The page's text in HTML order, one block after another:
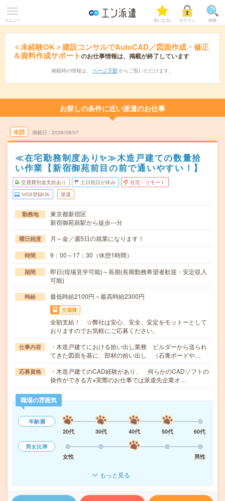
メニュー 気になる! ログイン 検索
＜未経験OK＞建設コンサルでAutoCAD／図面作成・修正
＆資料作成サポートのお仕事情報は、掲載が終了しています
掲載時の情報は、 ページ下部 からご覧いただけます。
お探しの条件に近い派遣のお仕事
未読 掲載日 2026/08/07
≪在宅勤務制度あり✨≫木造戸建ての数量拾
い作業【新宿御苑前目の前で通いやすい！】
交通費別途支給あり 土日祝日が休み 在宅・リモート
WEB登録OK 派遣
勤務地
東京都新宿区
新宿御苑前駅から徒歩---分
曜日頻度 月～金／週5日の就業になります！
時間 9：00～17：30（休憩1時間）
期間
即日(現場見学可能)～長期(長期勤務希望者歓迎・安定収入
可能)
時給 最低時給2100円～最高時給2300円
交通費
全額支給！ ☆弊社は安心、安全、安定をモットーとして
おりますのでお気軽にご応募ください。
仕事内容
・木造戸建てにおける拾い出し業務 ビルダーから送られ
てきた図面を基に、部材の拾い出し （石膏ボードや…
応募資格
・木造戸建てのCAD経験があり、 何らかのCADソフトの
操作ができる方※実際のお仕事では派遣先企業オ…
職場の雰囲気
年齢層
20代
30代 40代 50代
60代
男女比率
女性
男性
もっと見る